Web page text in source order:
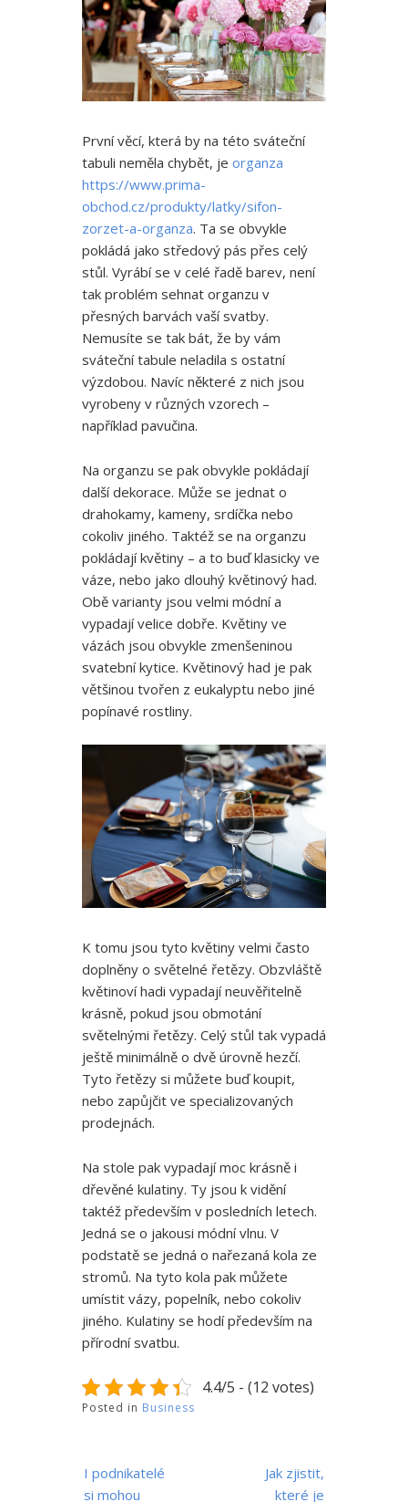
První věcí, která by na této sváteční
tabuli neměla chybět, je organza
https://www.prima-
obchod.cz/produkty/latky/sifon-
zorzet-a-organza. Ta se obvykle
pokládá jako středový pás přes celý
stůl. Vyrábí se v celé řadě barev, není
tak problém sehnat organzu v
přesných barvách vaší svatby.
Nemusíte se tak bát, že by vám
sváteční tabule neladila s ostatní
výzdobou. Navíc některé z nich jsou
vyrobeny v různých vzorech –
například pavučina.
Na organzu se pak obvykle pokládají
další dekorace. Může se jednat o
drahokamy, kameny, srdíčka nebo
cokoliv jiného. Taktéž se na organzu
pokládají květiny – a to buď klasicky ve
váze, nebo jako dlouhý květinový had.
Obě varianty jsou velmi módní a
vypadají velice dobře. Květiny ve
vázách jsou obvykle zmenšeninou
svatební kytice. Květinový had je pak
většinou tvořen z eukalyptu nebo jiné
popínavé rostliny.
K tomu jsou tyto květiny velmi často
doplněny o světelné řetězy. Obzvláště
květinoví hadi vypadají neuvěřitelně
krásně, pokud jsou obmotání
světelnými řetězy. Celý stůl tak vypadá
ještě minimálně o dvě úrovně hezčí.
Tyto řetězy si můžete buď koupit,
nebo zapůjčit ve specializovaných
prodejnách.
Na stole pak vypadají moc krásně i
dřevěné kulatiny. Ty jsou k vidění
taktéž především v posledních letech.
Jedná se o jakousi módní vlnu. V
podstatě se jedná o nařezaná kola ze
stromů. Na tyto kola pak můžete
umístit vázy, popelník, nebo cokoliv
jiného. Kulatiny se hodí především na
přírodní svatbu.
4.4/5 - (12 votes)
Posted in Business
Navigace
pro
I podnikatelé
si mohou
Jak zjistit,
které je